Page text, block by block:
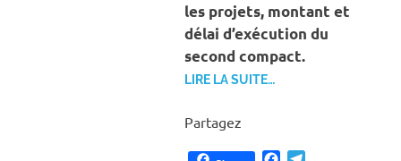
les projets, montant et
délai d’exécution du
second compact.
LIRE LA SUITE…
Partagez